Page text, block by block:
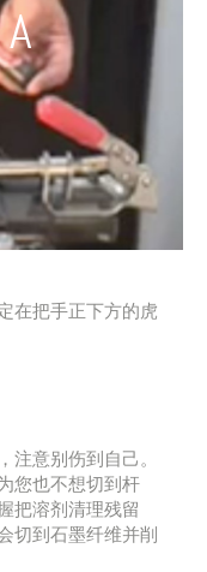
在把手正下方的虎
注意别伤到自己。
您也不想切到杆
把溶剂清理残留
切到石墨纤维并削